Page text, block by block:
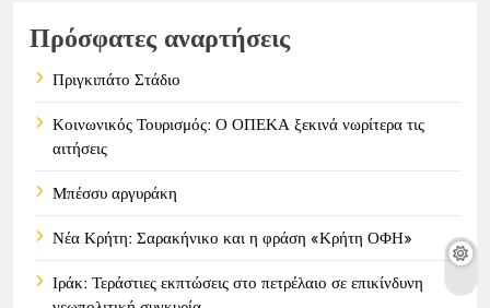
Πρόσφατες αναρτήσεις
Πριγκιπάτο Στάδιο
Κοινωνικός Τουρισμός: Ο ΟΠΕΚΑ ξεκινά νωρίτερα τις
αιτήσεις
Μπέσσυ αργυράκη
Νέα Κρήτη: Σαρακήνικο και η φράση «Κρήτη ΟΦΗ»
Ιράκ: Τεράστιες εκπτώσεις στο πετρέλαιο σε επικίνδυνη